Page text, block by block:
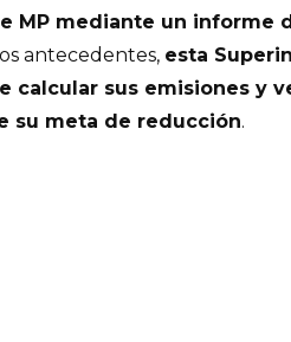
MP mediante un informe
antecedentes, esta
calcular sus emisiones y
su meta de reducción.